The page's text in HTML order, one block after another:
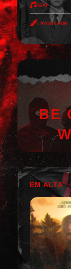
Feat
Layout por
BE
EM ALTA